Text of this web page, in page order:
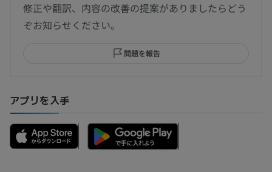
修正や翻訳、内容の改善の提案がありましたらどう
ぞお知らせください。
問題を報告
アプリを入手